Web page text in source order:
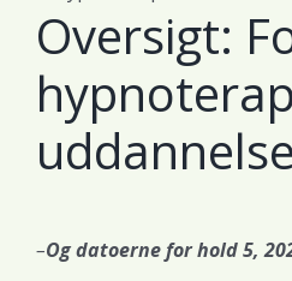
Oversigt:
–Og datoerne for hold 5,